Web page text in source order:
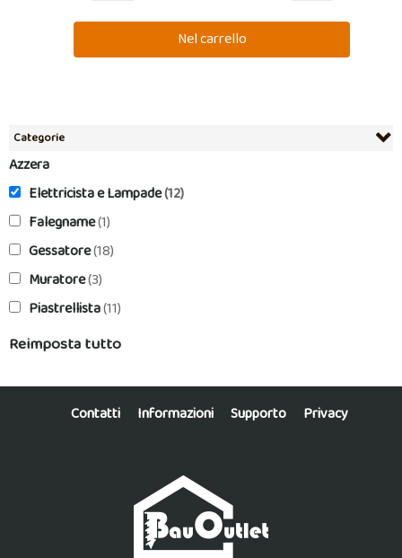
Categorie
Azzera
Elettricista e Lampade(12)
Falegname(1)
Gessatore(18)
Muratore(3)
Piastrellista(11)
Reimposta tutto
Contatti Informazioni Supporto Privacy